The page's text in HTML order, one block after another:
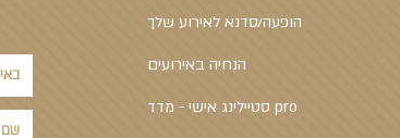
הופעה/סדנא לאירוע שלך
הנחיה באירועים
סטיילינג אישי - מדד pro